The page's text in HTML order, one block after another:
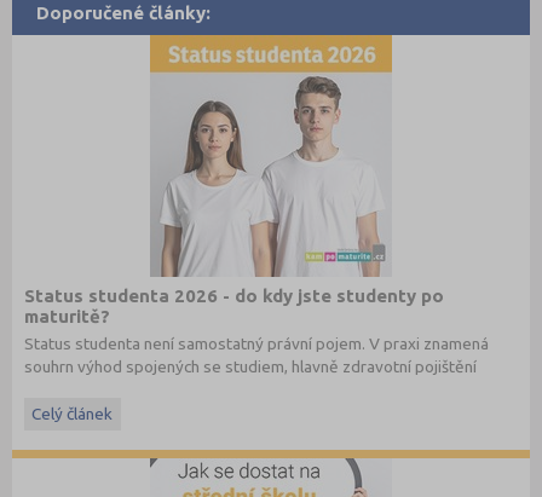
Doporučené články:
Status studenta 2026 - do kdy jste studenty po
maturitě?
Status studenta není samostatný právní pojem. V praxi znamená
souhrn výhod spojených se studiem, hlavně zdravotní pojištění
Celý článek